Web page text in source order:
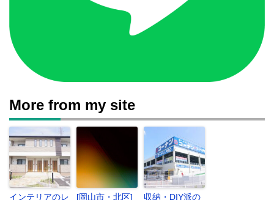
More from my site
インテリアのレ
[岡山市・北区]
収納・DIY派の